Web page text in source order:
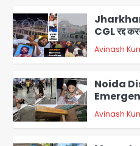
2
CGL रद्द
छात्र, वाटर
Avinash
3
Noida
को नहीं
Avinash